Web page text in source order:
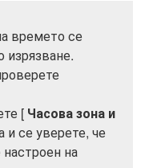
времето се
[ Часова зона и
се уверете, че
на